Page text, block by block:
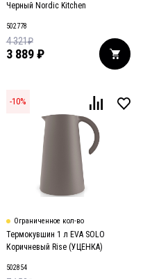
Черный Nordic Kitchen
502778
3 889 ₽
4 321₽
-10%
Ограниченное кол-во
Термокувшин 1 л EVA SOLO
Коричневый Rise (УЦЕНКА)
502854